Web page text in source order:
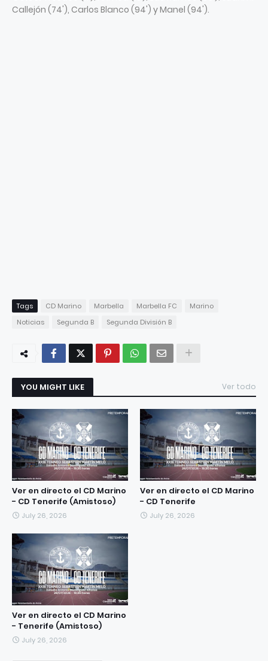
Callejón (74'), Carlos Blanco (94') y Manel (94').
Tags CD Marino Marbella Marbella FC
Marino
Noticias
Segunda B Segunda División B
YOU MIGHT LIKE Ver todo
Ver en directo el CD Marino
- CD Tenerife (Amistoso)
July 26, 2026
Ver en directo el CD Marino
- CD Tenerife
July 26, 2026
Ver en directo el CD Marino
- Tenerife (Amistoso)
July 26, 2026